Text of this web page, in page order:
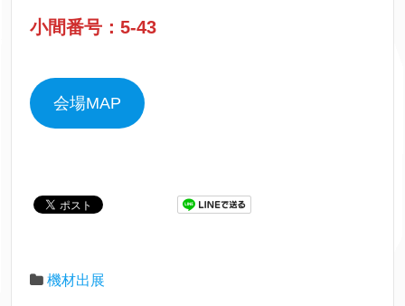
小間番号：5-43
会場MAP
機材出展